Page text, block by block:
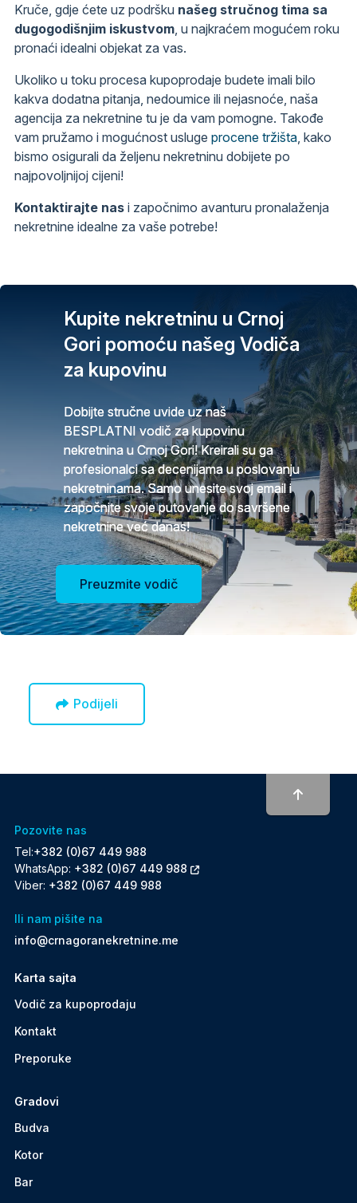
Kruče, gdje ćete uz podršku našeg stručnog tima sa
dugogodišnjim iskustvom, u najkraćem mogućem roku
pronaći idealni objekat za vas.
Ukoliko u toku procesa kupoprodaje budete imali bilo
kakva dodatna pitanja, nedoumice ili nejasnoće, naša
agencija za nekretnine tu je da vam pomogne. Takođe
vam pružamo i mogućnost usluge procene tržišta, kako
bismo osigurali da željenu nekretninu dobijete po
najpovoljnijoj cijeni!
Kontaktirajte nas i započnimo avanturu pronalaženja
nekretnine idealne za vaše potrebe!
Kupite nekretninu u Crnoj
Gori pomoću našeg Vodiča
za kupovinu
Dobijte stručne uvide uz naš
BESPLATNI vodič za kupovinu
nekretnina u Crnoj Gori! Kreirali su ga
profesionalci sa decenijama u poslovanju
nekretninama. Samo unesite svoj email i
započnite svoje putovanje do savršene
nekretnine već danas!
Preuzmite vodič
Podijeli
Pozovite nas
Tel:+382 (0)67 449 988
WhatsApp: +382 (0)67 449 988
Viber: +382 (0)67 449 988
Ili nam pišite na
info@crnagoranekretnine.me
Karta sajta
Vodič za kupoprodaju
Kontakt
Preporuke
Gradovi
Budva
Kotor
Bar
To top